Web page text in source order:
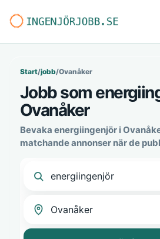
Start/jobb/Ovanåker
Jobb som
Ovanåker
Bevaka energiingenjör i
matchande annonser när de